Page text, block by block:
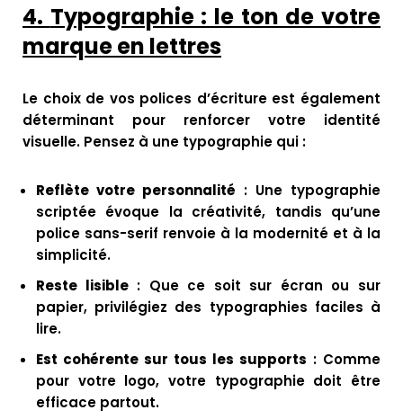
4. Typographie : le ton de votre
marque en lettres
Le choix de vos polices d’écriture est également
déterminant pour renforcer votre identité
visuelle. Pensez à une typographie qui :
Reflète votre personnalité : Une typographie
scriptée évoque la créativité, tandis qu’une
police sans-serif renvoie à la modernité et à la
simplicité.
Reste lisible: Que ce soit sur écran ou sur
papier, privilégiez des typographies faciles à
lire.
Est cohérente sur tous les supports : Comme
pour votre logo, votre typographie doit être
efficace partout.